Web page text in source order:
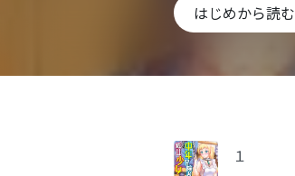
はじめから読む
１